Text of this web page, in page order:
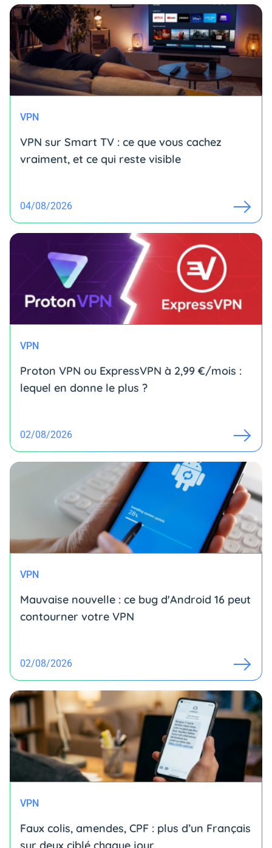
VPN
VPN sur Smart TV : ce que vous cachez
vraiment, et ce qui reste visible
04/08/2026
VPN
Proton VPN ou ExpressVPN à 2,99 €/mois :
lequel en donne le plus ?
02/08/2026
VPN
Mauvaise nouvelle : ce bug d'Android 16 peut
contourner votre VPN
02/08/2026
VPN
Faux colis, amendes, CPF : plus d’un Français